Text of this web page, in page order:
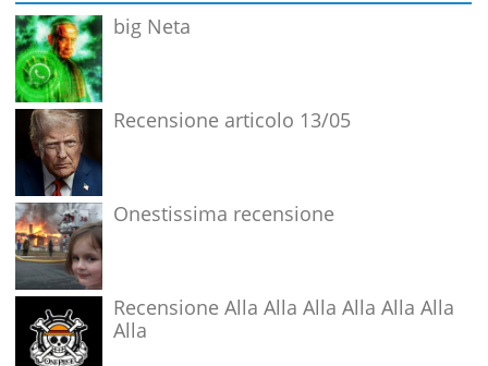
big Neta
Recensione articolo 13/05
Onestissima recensione
Recensione Alla Alla Alla Alla Alla Alla
Alla